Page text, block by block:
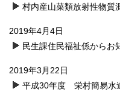
村内産山菜類放射性物質
2019年4月4日
民生課住民福祉係からお
2019年3月22日
平成30年度 栄村簡易水